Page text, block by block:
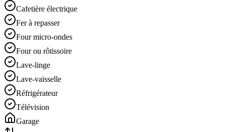
Cafetière électrique
Fer à repasser
Four micro-ondes
Four ou rôtissoire
Lave-linge
Lave-vaisselle
Réfrigérateur
Télévision
Garage